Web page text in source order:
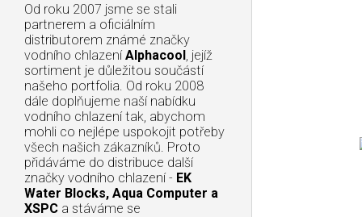
Od roku 2007 jsme se stali
partnerem a oficiálním
distributorem známé značky
vodního chlazení Alphacool, jejíž
sortiment je důležitou součástí
našeho portfolia. Od roku 2008
dále doplňujeme naší nabídku
vodního chlazení tak, abychom
mohli co nejlépe uspokojit potřeby
všech našich zákazníků. Proto
přidáváme do distribuce další
značky vodního chlazení - EK
Water Blocks, Aqua Computer a
XSPC a stáváme se